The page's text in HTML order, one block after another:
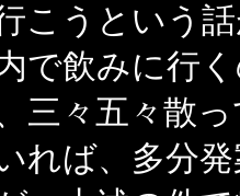
こうという
で飲みに行
三々五々散
れば、多分